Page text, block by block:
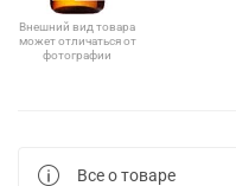
Внешний вид товара
может отличаться от
фотографии
Все о товаре